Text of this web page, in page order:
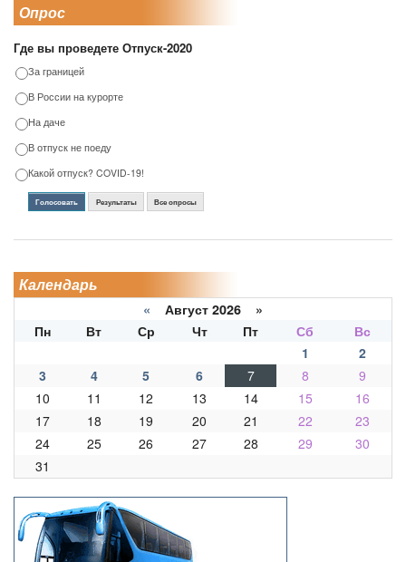
Опрос
Где вы проведете Отпуск-2020
За границей
В России на курорте
На даче
В отпуск не поеду
Какой отпуск? COVID-19!
Голосовать Результаты Все опросы
Календарь
« Август 2026 »
Пн
Вт Ср Чт Пт Сб
Вс
1
2
3
4 5 6 7 8
9
10
11 12 13 14 15
16
17
18 19 20 21 22
23
24
25 26 27 28 29
30
31